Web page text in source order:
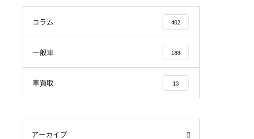
コラム 402
一般車 188
車買取 13
アーカイブ